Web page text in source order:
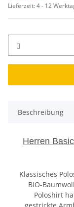
Lieferzeit:4 - 12
Beschreibung
Herren
Klassisches
BIO-
Poloshirt